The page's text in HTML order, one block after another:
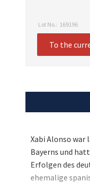
Lot No.: 169196
To the
Xabi Alonso war
Bayerns und
Erfolgen des
ehemalige